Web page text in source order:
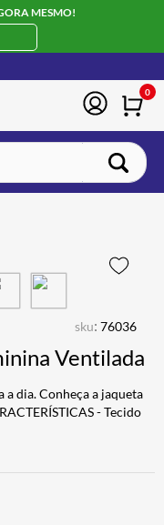
MESMO!
0
sku: 76036
Ventilada
dia. Conheça a jaqueta
- Tecido